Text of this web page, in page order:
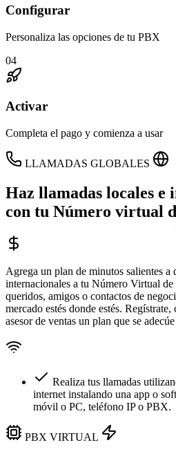
Configurar
Personaliza las opciones de tu PBX
04
Activar
Completa el pago y comienza a usar
LLAMADAS GLOBALES
Haz llamadas locales e
con tu Número virtual
Agrega un plan de minutos salientes a
internacionales a tu Número Virtual de
queridos, amigos o contactos de
mercado estés donde estés.
asesor de ventas un plan que se
Realiza tus llamadas
internet instalando una app o
móvil o PC, teléfono IP o PBX.
PBX VIRTUAL